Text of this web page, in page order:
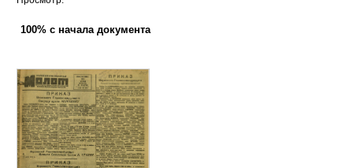
100% с начала документа